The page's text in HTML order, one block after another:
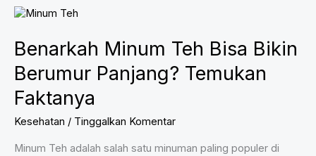
Kesalahan
Benarkah Minum Teh Bisa Bikin
Berumur Panjang? Temukan
Faktanya
Kesehatan / Tinggalkan Komentar
Minum Teh adalah salah satu minuman paling populer di